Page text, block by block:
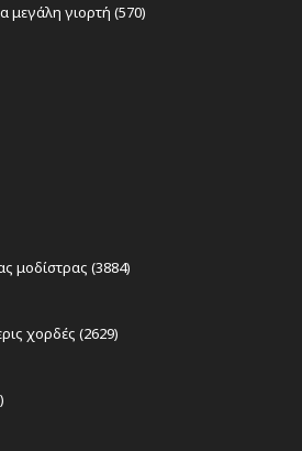
μεγάλη γιορτή (570)
μοδίστρας (3884)
χορδές (2629)